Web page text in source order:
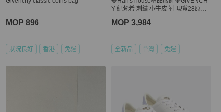
MOP 896
狀況良好 香港 免運
Y 紀梵希 刺繡 小牛皮 鞋 現貨28原價2
MOP 3,984
全新品 台灣 免運